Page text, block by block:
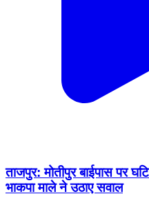
ताजपुर: मोतीपुर बाईपास पर
भाकपा माले ने उठाए सवाल